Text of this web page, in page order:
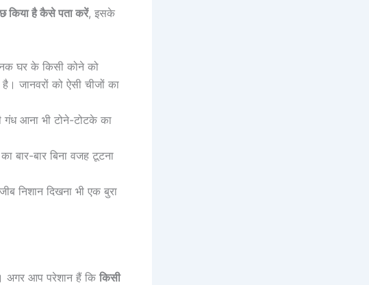
किया है कैसे पता करें, इसके
घर के किसी कोने को
जानवरों को ऐसी चीजों का
गंध आना भी टोने-टोटके का
बार-बार बिना वजह टूटना
निशान दिखना भी एक बुरा
अगर आप परेशान हैं कि किसी